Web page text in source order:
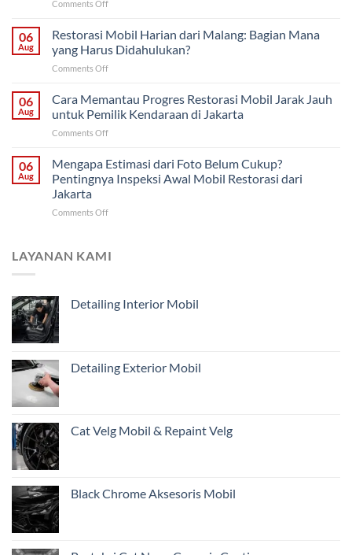
Strategi
Mobil
Klasik
Solo
Comments Offon
Ulang
Saja
atau
Restorasi
Cara
Menentukan
dari
Malang
06
Aug
Restorasi Mobil Harian dari Malang: Bagian Mana
yang Harus Didahulukan?
Comments Offon
Mobil
Harian
dari
Malang:
Mana
yang
06
Aug
Cara Memantau Progres Restorasi Mobil Jarak Jauh
untuk Pemilik Kendaraan di Jakarta
Comments Offon
Memantau
Progres
Restorasi
Jarak
Pemilik
06
Aug
Mengapa Estimasi dari Foto Belum Cukup?
Pentingnya Inspeksi Awal Mobil Restorasi dari
Jakarta
Comments Offon
dari
Pentingnya
dari
LAYANAN KAMI
Detailing Interior Mobil
Detailing Exterior Mobil
Cat Velg Mobil & Repaint Velg
Black Chrome Aksesoris Mobil